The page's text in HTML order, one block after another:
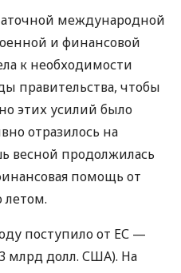
международной
и финансовой
к необходимости
правительства, чтобы
этих усилий было
отразилось на
весной продолжилась
помощь от
летом.
поступило от ЕС —
млрд долл. США). На